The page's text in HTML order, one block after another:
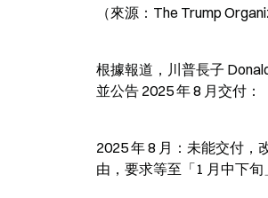
（來源：The Trump
根據報道，川普長子
並公告 2025 年 8 月交付：
2025 年 8 月：未能交付，
由，要求等至「1 月中下